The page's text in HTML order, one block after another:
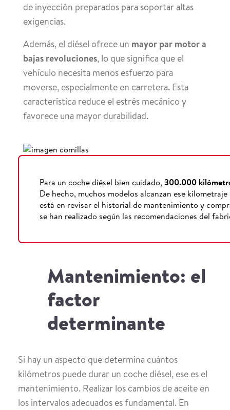
de inyección preparados para soportar altas
exigencias.
Además, el diésel ofrece un mayor par motor a
bajas revoluciones, lo que significa que el
vehículo necesita menos esfuerzo para
moverse, especialmente en carretera. Esta
característica reduce el estrés mecánico y
favorece una mayor durabilidad.
Para un coche diésel bien cuidado, 300.000
De hecho, muchos modelos alcanzan ese
está en revisar el historial de mantenimiento y
se han realizado según las recomendaciones del
Mantenimiento: el
factor
determinante
Si hay un aspecto que determina cuántos
kilómetros puede durar un coche diésel, ese es el
mantenimiento. Realizar los cambios de aceite en
los intervalos adecuados es fundamental. En